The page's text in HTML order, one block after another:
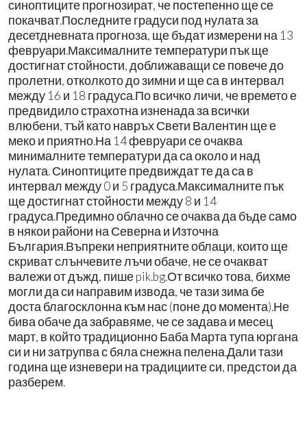
синоптиците прогнозират, че постепенно ще се
покачват.Последните градуси под нулата за
десетдневната прогноза, ще бъдат измерени на 13
февруари.Максималните температури пък ще
достигнат стойности, доближаващи се повече до
пролетни, отколкото до зимни и ще са в интервал
между 16 и 18 градуса.По всичко личи, че времето е
предвидило страхотна изненада за всички
влюбени, тъй като навръх Свети Валентин ще е
меко и приятно.На 14 февруари се очаква
минималните температури да са около и над
нулата. Синоптиците предвиждат те да са в
интервал между 0 и 5 градуса.Максималните пък
ще достигнат стойности между 8 и 14
градуса.Предимно облачно се очаква да бъде само
в някои райони на Северна и Източна
България.Въпреки неприятните облаци, които ще
скриват слънчевите лъчи обаче, не се очакват
валежи от дъжд, пише pik.bg.От всичко това, бихме
могли да си направим извода, че тази зима бе
доста благосклонна към нас (поне до момента).Не
бива обаче да забравяме, че се задава и месец
март, в който традиционно Баба Марта тупа юргана
си и ни затрупва с бяла снежна пелена.Дали тази
година ще изневери на традициите си, предстои да
разберем.